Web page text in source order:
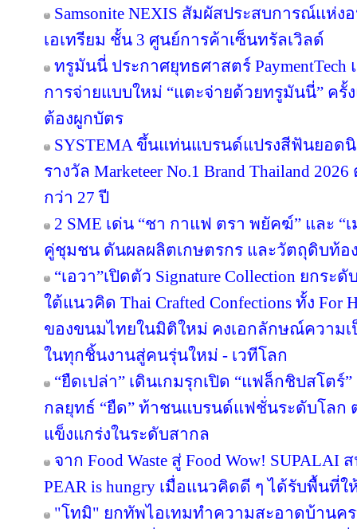
Samsonite NEXIS สัมผัสประสบการณ์แห่
เอเทรียม ชั้น 3 ศูนย์การค้าเซ็นทรัลเวิลด์
ทรูมันนี่ ประกาศยุทธศาสตร์
การจ่ายแบบใหม่ “แตะจ่ายด้วยทรูมันนี่” ครั้
ต้องผูกบัตร
SYSTEMA ขึ้นแท่นแบรนด์แปรงสีฟันยอด
รางวัล Marketeer No.1 Brand Thailand
กว่า 27 ปี
2 SME เด่น “ชา กาแฟ ตรา พยัคฆ์” และ
คู่ชุมชน ดันผลผลิตเกษตรกร และวัตถุดิบท้อ
“เอวา”เปิดตัว Signature Collection ยกร
ใต้แนวคิด Thai Crafted Confections ทั้ง For
ของขนมไทยในมิติใหม่ คงเอกลักษณ์ความ
ในทุกชิ้นงานสู่คนรุ่นใหม่ - เวทีโลก
“ยืดเปล่า” เดินเกมรุกเปิด “แฟล็กชิปสโต
กลยุทธ์ “ยืด” ท้าชนแบรนด์แฟชั่นระดับโลก
แข็งแกร่งในระดับสากล
จาก Food Waste สู่ Food Wow! SUPALAI
PEAR is hungry เมื่อแนวคิดดี ๆ ได้รับพื้นที่ใ
"โทมิ" ยกทัพไอเทมทำความสะอาดบ้านค